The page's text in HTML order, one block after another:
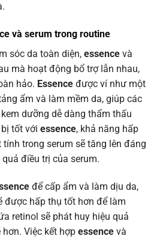
và serum trong routine
sóc da toàn diện, essence và
mà hoạt động bổ trợ lẫn nhau,
hảo. Essence được ví như một
ẩm và làm mềm da, giúp các
dưỡng dễ dàng thẩm thấu
tốt với essence, khả năng hấp
trong serum sẽ tăng lên đáng
điều trị của serum.
để cấp ẩm và làm dịu da,
được hấp thụ tốt hơn để làm
retinol sẽ phát huy hiệu quả
Việc kết hợp essence và